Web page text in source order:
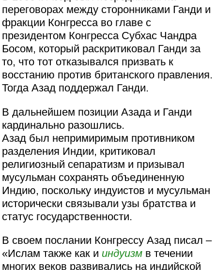
переговорах между сторонниками Ганди и
фракции Конгресса во главе с
президентом Конгресса Субхас Чандра
Босом, который раскритиковал Ганди за
то, что тот отказывался призвать к
восстанию против британского правления.
Тогда Азад поддержал Ганди.
В дальнейшем позиции Азада и Ганди
кардинально разошлись.
Азад был непримиримым противником
разделения Индии, критиковал
религиозный сепаратизм и призывал
мусульман сохранять объединенную
Индию, поскольку индуистов и мусульман
исторически связывали узы братства и
статус государственности.
В своем послании Конгрессу Азад писал –
«Ислам также как и индуизм в течении
многих веков развивались на индийской